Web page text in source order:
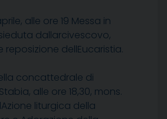
alle ore 19 Messa in
dallarcivescovo,
dellEucaristia.
concattedrale di
alle ore 18,30, mons.
liturgica della